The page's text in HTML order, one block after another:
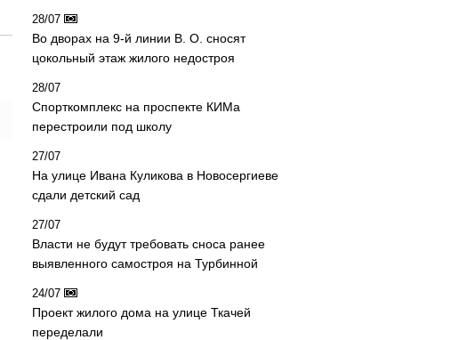
28/07
Во дворах на 9-й линии В. О. сносят
цокольный этаж жилого недостроя
28/07
Спорткомплекс на проспекте КИМа
перестроили под школу
27/07
На улице Ивана Куликова в Новосергиеве
сдали детский сад
27/07
Власти не будут требовать сноса ранее
выявленного самостроя на Турбинной
24/07
Проект жилого дома на улице Ткачей
переделали